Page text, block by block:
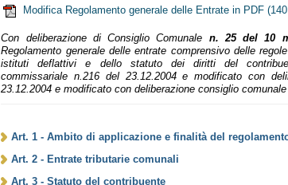
Modifica Regolamento generale delle Entrate in PDF
Con deliberazione di Consiglio Comunale n. 25 del 10
Regolamento generale delle entrate comprensivo delle
istituti deflattivi e dello statuto dei diritti del
commissariale n.216 del 23.12.2004 e modificato con
23.12.2004 e modificato con deliberazione consiglio
Art. 1 - Ambito di applicazione e finalità del
Art. 2 - Entrate tributarie comunali
Art. 3 - Statuto del contribuente